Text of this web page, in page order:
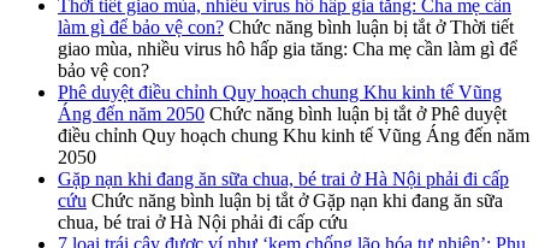
Thời tiết giao mùa, nhiều virus hô hấp gia tăng: Cha mẹ cần
làm gì để bảo vệ con? Chức năng bình luận bị tắt ở Thời tiết
giao mùa, nhiều virus hô hấp gia tăng: Cha mẹ cần làm gì để
bảo vệ con?
Phê duyệt điều chỉnh Quy hoạch chung Khu kinh tế Vũng
Áng đến năm 2050 Chức năng bình luận bị tắt ở Phê duyệt
điều chỉnh Quy hoạch chung Khu kinh tế Vũng Áng đến năm
2050
Gặp nạn khi đang ăn sữa chua, bé trai ở Hà Nội phải đi cấp
cứu Chức năng bình luận bị tắt ở Gặp nạn khi đang ăn sữa
chua, bé trai ở Hà Nội phải đi cấp cứu
7 loại trái cây được ví như ‘kem chống lão hóa tự nhiên’: Phụ